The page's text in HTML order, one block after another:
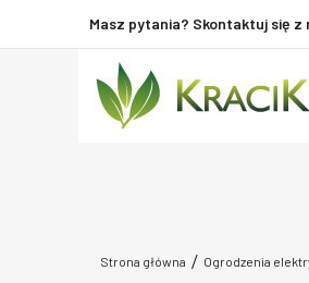
Masz pytania? Skontaktuj się z
Strona główna Ogrodzenia